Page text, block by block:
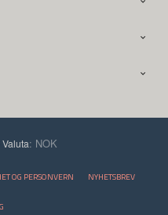
Valuta: NOK
OG PERSONVERN NYHETSBREV